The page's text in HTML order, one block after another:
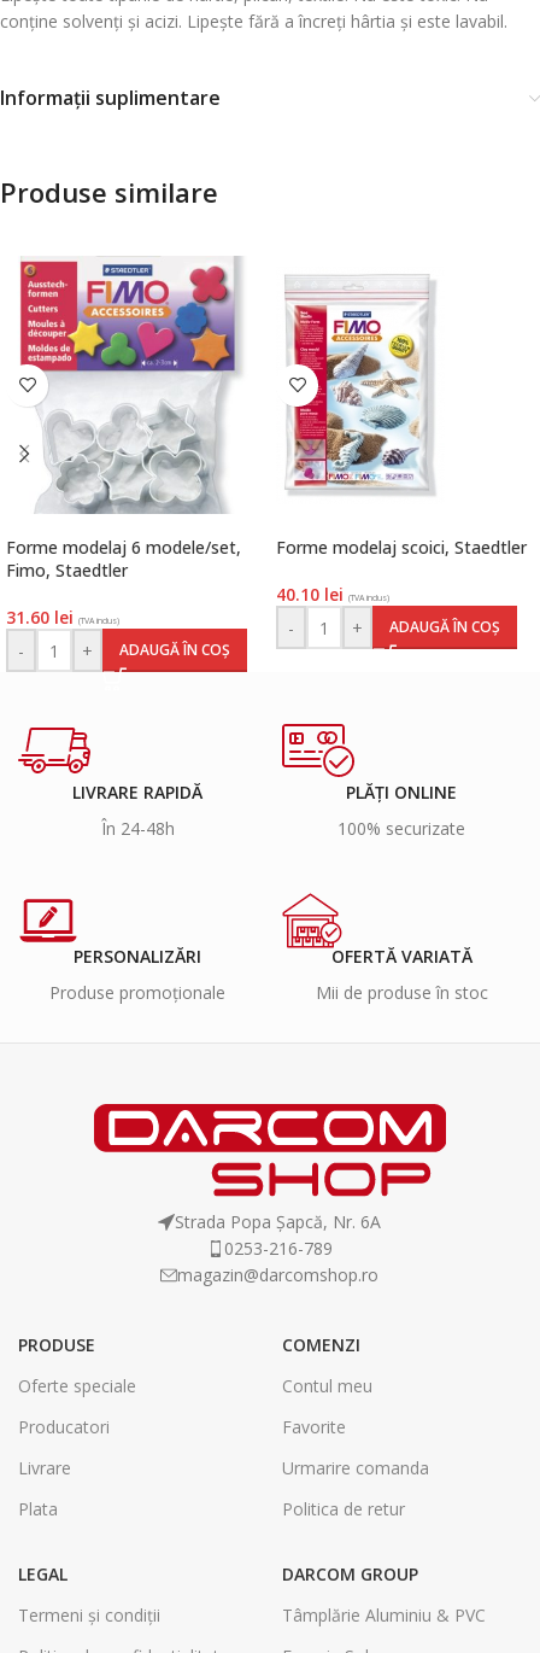
conține solvenți și acizi. Lipește fără a încreți hârtia și este lavabil.
Informații suplimentare
Produse similare
Forme modelaj 6 modele/set,
Fimo, Staedtler
31.60 lei (TVA inclus)
- + ADAUGĂ ÎN COȘ
Forme modelaj scoici, Staedtler
40.10 lei (TVA inclus)
- + ADAUGĂ ÎN COȘ
LIVRARE RAPIDĂ
În 24-48h
PLĂȚI ONLINE
100% securizate
PERSONALIZĂRI
Produse promoționale
OFERTĂ VARIATĂ
Mii de produse în stoc
Strada Popa Șapcă, Nr. 6A
0253-216-789
magazin@darcomshop.ro
PRODUSE
Oferte speciale
Producatori
Livrare
Plata
COMENZI
Contul meu
Favorite
Urmarire comanda
Politica de retur
LEGAL
Termeni și condiții
DARCOM GROUP
Tâmplărie Aluminiu & PVC